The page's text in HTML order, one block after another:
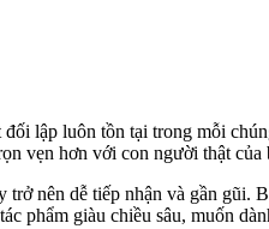
lập luôn tồn tại trong mỗi
vẹn hơn với con người thật của
nên dễ tiếp nhận và gần
phẩm giàu chiều sâu, muốn